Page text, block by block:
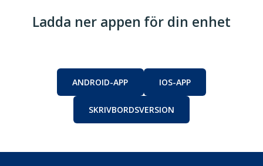
Ladda ner appen för din enhet
ANDROID-APP IOS-APP
SKRIVBORDSVERSION